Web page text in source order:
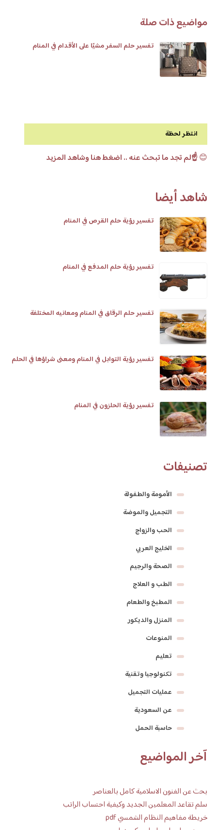
مواضيع ذات صلة
تفسير حلم السفر مشيًا على الأقدام في المنام
انتظر لحظة
😊☝️لم تجد ما تبحث عنه .. اضغط هنا وشاهد المزيد
شاهد أيضا
تفسير رؤية حلم القرص في المنام
تفسير رؤية حلم المدفع في المنام
تفسير حلم الرقاق في المنام ومعانيه المختلفة
تفسير رؤية التوابل في المنام ومعنى شراؤها في الحلم
تفسير رؤية الحلزون في المنام
تصنيفات
الأمومة والطفولة
التجميل والموضة
الحب والزواج
الخليج العربي
الصحة والرجيم
الطب و العلاج
المطبخ والطعام
المنزل والديكور
المنوعات
تعليم
تكنولوجيا وتقنية
عمليات التجميل
عن السعودية
حاسبة الحمل
آخر المواضيع
بحث عن الفنون الاسلامية كامل بالعناصر
سلم تقاعد المعلمين الجديد وكيفية احتساب الراتب
خريطة مفاهيم النظام الشمسي pdf